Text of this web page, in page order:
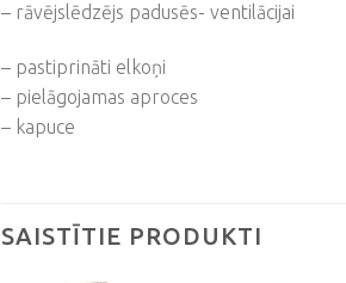
– rāvējslēdzējs padusēs- ventilācijai
– pastiprināti elkoņi
– pielāgojamas aproces
– kapuce
SAISTĪTIE PRODUKTI